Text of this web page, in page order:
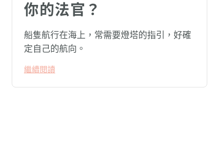
你的法官？
船隻航行在海上，常需要燈塔的指引，好確
定自己的航向。
繼續閱讀